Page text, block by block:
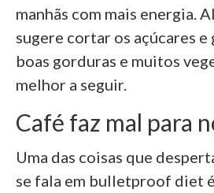
manhãs com mais energia.
sugere cortar os açúcares
boas gorduras e muitos
melhor a seguir.
Café faz mal para
Uma das coisas que
se fala em bulletproof diet